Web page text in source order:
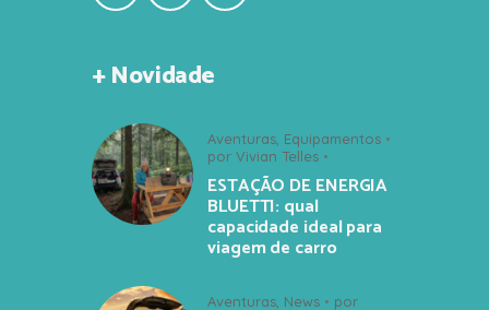
+ Novidade
Aventuras Equipamentos
por Vivian Telles
ESTAÇÃO DE ENERGIA
BLUETTI: qual
capacidade ideal para
viagem de carro
Aventuras News
por